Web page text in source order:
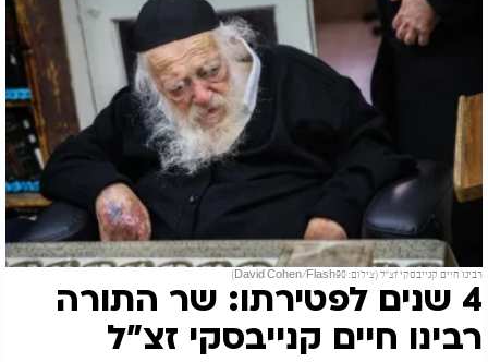
רבינו חיים קנייבסקי זצ"ל (צילום: David Cohen/Flash90)
4 שנים לפטירתו: שר התורה
רבינו חיים קנייבסקי זצ"ל